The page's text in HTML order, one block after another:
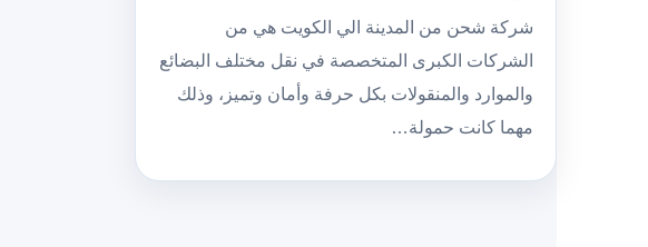
شركة شحن من المدينة الي الكويت هي من
الشركات الكبرى المتخصصة في نقل مختلف البضائع
والموارد والمنقولات بكل حرفة وأمان وتميز، وذلك
مهما كانت حمولة…